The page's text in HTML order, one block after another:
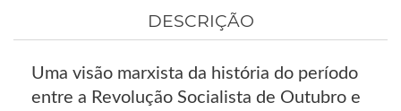
DESCRIÇÃO
Uma visão marxista da história do período
entre a Revolução Socialista de Outubro e